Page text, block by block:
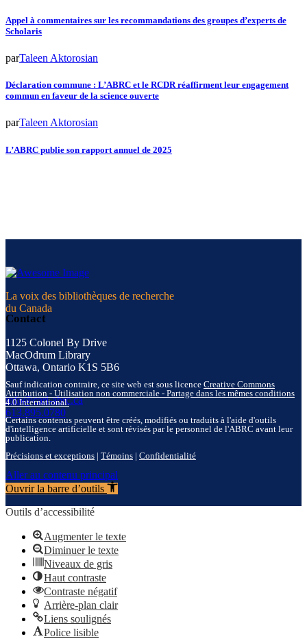
Appel à commentaires sur les recommandations des groupes d’experts de
Scholaris
parTaleen Aktorosian
Déclaration commune : L’ABRC et le RCDR réaffirment leur engagement
commun en faveur de la science ouverte
parTaleen Aktorosian
L’ABRC publie son rapport annuel de 2025
La voix des bibliothèques de recherche
du Canada
Contact
1125 Colonel By Drive
MacOdrum Library
Ottawa, Ontario K1S 5B6
info@carl-abrc.ca
613.895.0780
Sauf indication contraire, ce site web est sous licence Creative Commons
Attribution - Utilisation non commerciale - Partage dans les mêmes conditions
4.0 International.
Certains contenus peuvent être créés, modifiés ou traduits à l'aide d'outils
d'intelligence artificielle et sont révisés par le personnel de l'ABRC avant leur
publication.
Précisions et exceptions | Témoins | Confidentialité
Aller au contenu principal
Ouvrir la barre d’outils
Outils d’accessibilité
Augmenter le texte
Diminuer le texte
Niveaux de gris
Haut contraste
Contraste négatif
Arrière-plan clair
Liens soulignés
Police lisible